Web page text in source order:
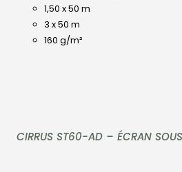
1,50 x 50 m
3 x 50 m
160 g/m²
CIRRUS ST60-AD – ÉCRAN